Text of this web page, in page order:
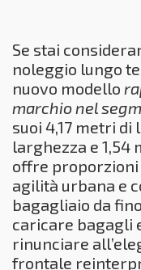
Se stai
noleggio lungo
nuovo modello
marchio nel
suoi 4,17 metri di
larghezza e 1,54
offre proporzioni
agilità urbana e
bagagliaio da
caricare bagagli
rinunciare
frontale